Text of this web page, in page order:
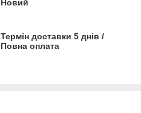
Новий
Термін доставки 5 днів /
Повна оплата